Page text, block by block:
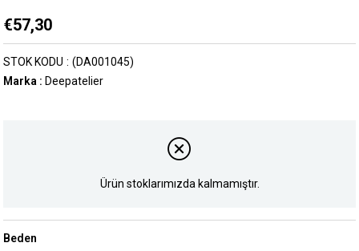
€57,30
(DA001045)
STOK KODU
Marka : Deepatelier
Ürün stoklarımızda kalmamıştır.
Beden